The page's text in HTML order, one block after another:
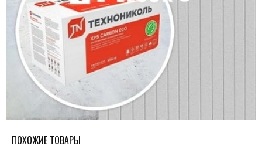
ПОХОЖИЕ ТОВАРЫ